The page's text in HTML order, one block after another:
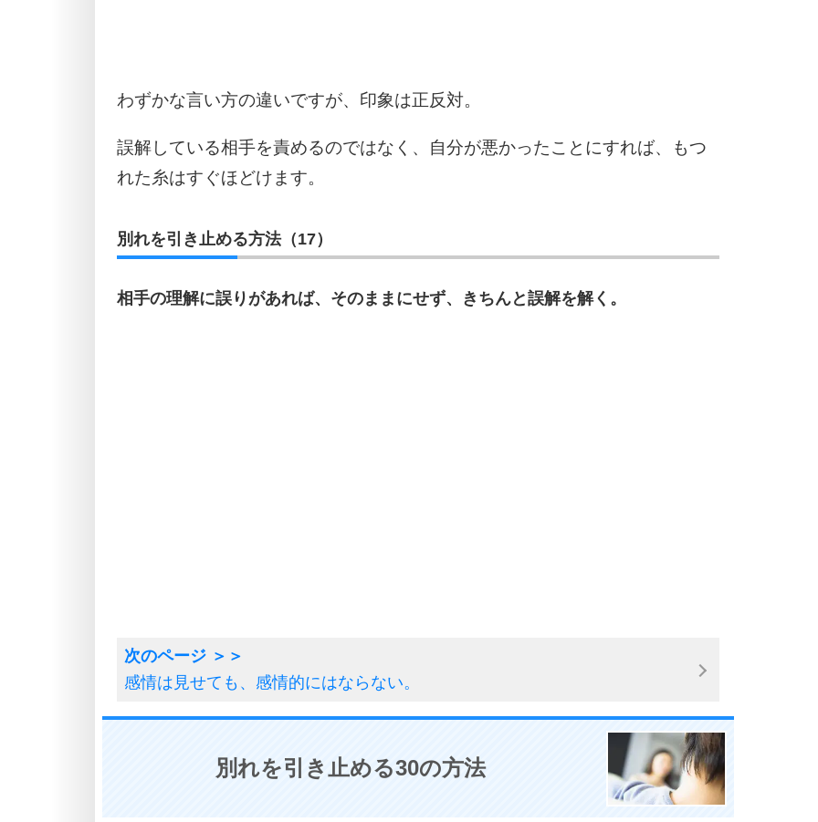
わずかな言い方の違いですが、印象は正反対。
誤解している相手を責めるのではなく、自分が悪かったことにすれば、もつ
れた糸はすぐほどけます。
別れを引き止める方法（17）
相手の理解に誤りがあれば、そのままにせず、きちんと誤解を解く。
感情は見せても、感情的にはならない。
別れを引き止める30の方法